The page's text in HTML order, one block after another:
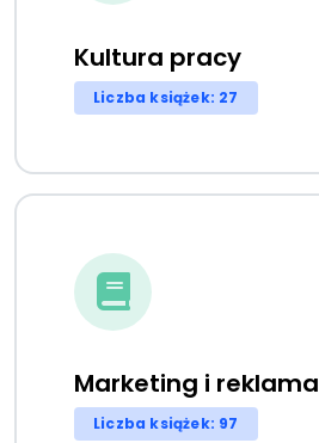
Kultura pracy
Liczba książek: 27
Marketing i reklama
Liczba książek: 97